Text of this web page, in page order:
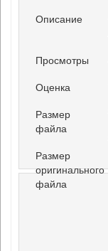
Описание
Просмотры
Оценка
Размер
файла
Размер
оригинального
файла